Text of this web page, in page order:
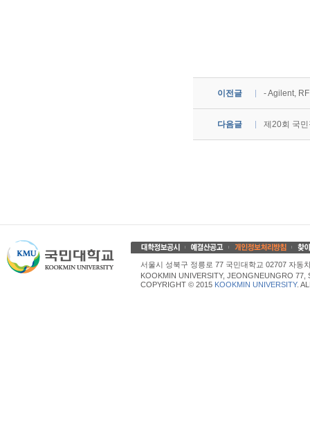
이전글 - Agilent,
다음글 제20회 국
서울시 성북구 정릉로 77 국민대학교 02707 자동
KOOKMIN UNIVERSITY, JEONGNEUNGRO
COPYRIGHT © 2015 KOOKMIN UNIVERSITY.